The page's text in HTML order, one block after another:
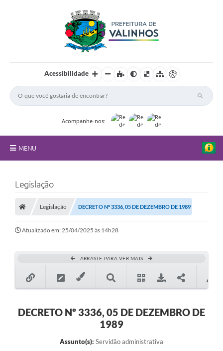
Acessibilidade
Acompanhe-nos:
MENU
Principal
Nossa Cidade
Secretarias
Transparência
Programa Famílias Fortes
Contratação de estagiário - estudante de Direito -
Legislação
Legislação DECRETO Nº 3336, 05 DE DEZEMBRO DE 1989
Atualizado em: 25/04/2025 às 14h28
ARRASTE PARA VER MAIS
DECRETO Nº 3336, 05 DE DEZEMBRO DE
1989
Assunto(s): Servidão administrativa